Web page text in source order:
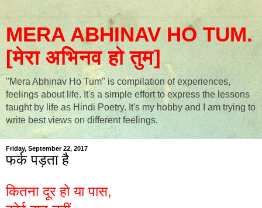
MERA ABHINAV HO TUM.
[मेरा अभिनव हो तुम]
"Mera Abhinav Ho Tum" is compilation of experiences,
feelings about life. It's a simple effort to express the lessons
taught by life as Hindi Poetry. It's my hobby and I am trying to
write best views on different feelings.
Friday, September 22, 2017
फर्क पड़ता है
कितना दूर हो या पास,